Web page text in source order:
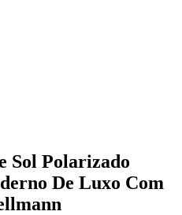
Sol Polarizado
De Luxo Com